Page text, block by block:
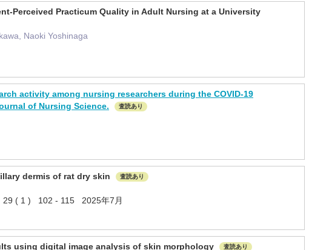
Perceived Practicum Quality in Adult Nursing at a University
Naoki Yoshinaga
activity among nursing researchers during the COVID-19
of Nursing Science.
査読あり
dermis of rat dry skin 査読あり
29 ( 1 ) 102 - 115 2025年7月
using digital image analysis of skin morphology 査読あり